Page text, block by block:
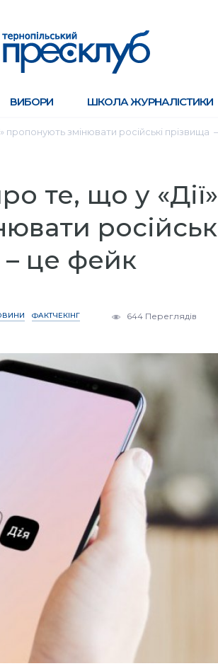
ВИБОРИ ШКОЛА ЖУРНАЛІСТИКИ
пропонують змінювати російські прізвища
те, що у «Дії»
це фейк
ФАКТЧЕКІНГ 644 Переглядів